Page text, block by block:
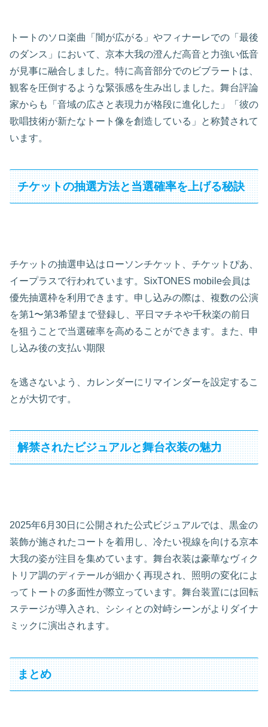
トートのソロ楽曲「闇が広がる」やフィナーレでの「最後
のダンス」において、京本大我の澄んだ高音と力強い低音
が見事に融合しました。特に高音部分でのビブラートは、
観客を圧倒するような緊張感を生み出しました。舞台評論
家からも「音域の広さと表現力が格段に進化した」「彼の
歌唱技術が新たなトート像を創造している」と称賛されて
います。
チケットの抽選方法と当選確率を上げる秘訣
チケットの抽選申込はローソンチケット、チケットぴあ、
イープラスで行われています。SixTONES mobile会員は
優先抽選枠を利用できます。申し込みの際は、複数の公演
を第1〜第3希望まで登録し、平日マチネや千秋楽の前日
を狙うことで当選確率を高めることができます。また、申
し込み後の支払い期限
を逃さないよう、カレンダーにリマインダーを設定するこ
とが大切です。
解禁されたビジュアルと舞台衣装の魅力
2025年6月30日に公開された公式ビジュアルでは、黒金の
装飾が施されたコートを着用し、冷たい視線を向ける京本
大我の姿が注目を集めています。舞台衣装は豪華なヴィク
トリア調のディテールが細かく再現され、照明の変化によ
ってトートの多面性が際立っています。舞台装置には回転
ステージが導入され、シシィとの対峙シーンがよりダイナ
ミックに演出されます。
まとめ